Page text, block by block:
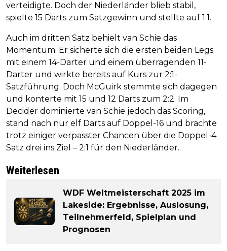
verteidigte. Doch der Niederländer blieb stabil,
spielte 15 Darts zum Satzgewinn und stellte auf 1:1.
Auch im dritten Satz behielt van Schie das
Momentum. Er sicherte sich die ersten beiden Legs
mit einem 14-Darter und einem überragenden 11-
Darter und wirkte bereits auf Kurs zur 2:1-
Satzführung. Doch McGuirk stemmte sich dagegen
und konterte mit 15 und 12 Darts zum 2:2. Im
Decider dominierte van Schie jedoch das Scoring,
stand nach nur elf Darts auf Doppel-16 und brachte
trotz einiger verpasster Chancen über die Doppel-4
Satz drei ins Ziel – 2:1 für den Niederländer.
Weiterlesen
WDF Weltmeisterschaft 2025 im
Lakeside: Ergebnisse, Auslosung,
Teilnehmerfeld, Spielplan und
Prognosen